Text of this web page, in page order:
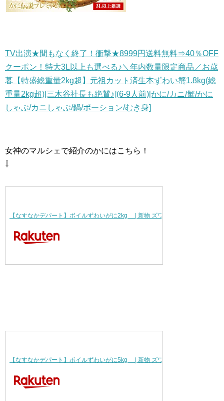
TV出演★間もなく終了！衝撃★8999円送料無料⇒40％OFF
クーポン！特大3L以上も選べる♪＼年内数量限定商品／お歳
暮【特盛総重量2kg超】元祖カット済生本ずわい蟹1.8kg(総
重量2kg超)[三木谷社長も絶賛♪](6-9人前)[かに/カニ/蟹/かに
しゃぶ/カニしゃぶ/鍋/ポーション/むき身]
女神のマルシェで紹介のかにはこちら！
⇩
【なすなかデパート】ボイルずわいがに2kg | 新物 ズワイガニ かに カニ …
【なすなかデパート】ボイルずわいがに5kg | 新物 ズワイガニ かに カニ …